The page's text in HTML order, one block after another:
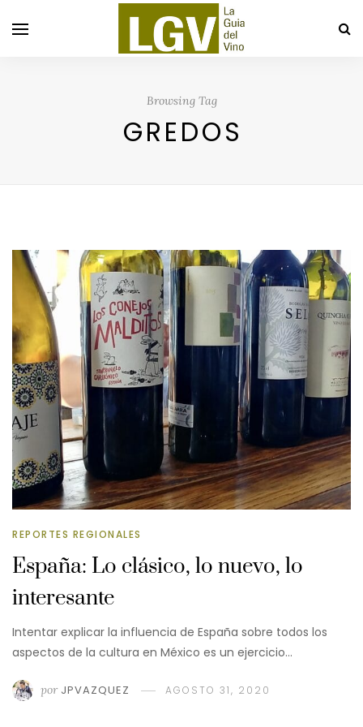
Browsing Tag
GREDOS
REPORTES REGIONALES
España: Lo clásico, lo nuevo, lo
interesante
Intentar explicar la influencia de España sobre todos los
aspectos de la cultura en México es un ejercicio…
por JPVAZQUEZ AGOSTO 31, 2020